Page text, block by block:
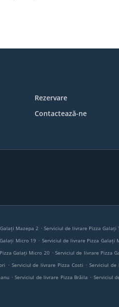
Rezervare
Contactează-ne
Mazepa 2 . Serviciul de livrare Pizza Galați
Micro 19 . Serviciul de livrare Pizza Galați
Galați Micro 20 . Serviciul de livrare Pizza
. Serviciul de livrare Pizza Costi . Serviciul de
. Serviciul de livrare Pizza Brăila . Serviciul